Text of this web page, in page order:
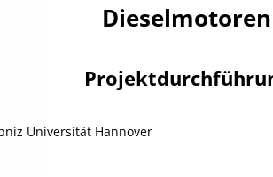
Dieselmotoren
Universität Hannover